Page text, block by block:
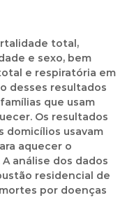
total,
e sexo, bem
e respiratória em
desses resultados
que usam
Os resultados
domicílios usavam
aquecer o
análise dos dados
residencial de
por doenças